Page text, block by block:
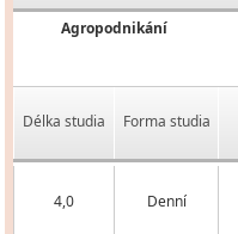
Agropodnikání
Délka studia Forma studia
4,0 Denní